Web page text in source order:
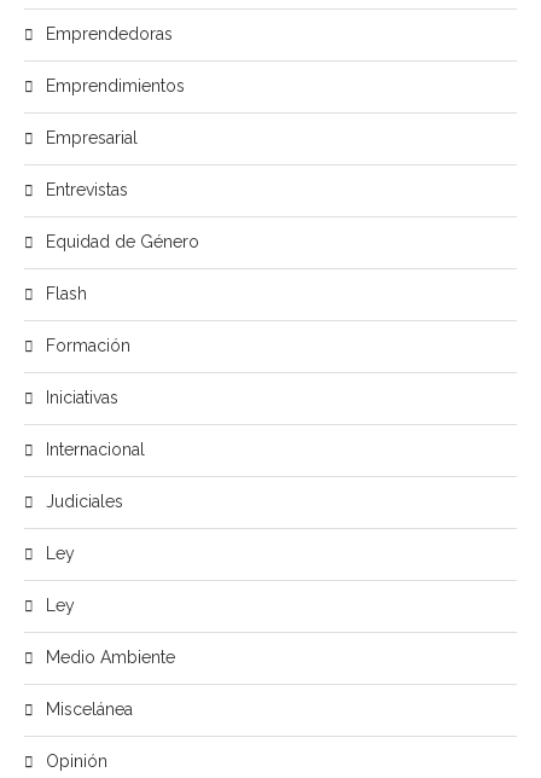
Emprendedoras
Emprendimientos
Empresarial
Entrevistas
Equidad de Género
Flash
Formación
Iniciativas
Internacional
Judiciales
Ley
Ley
Medio Ambiente
Miscelánea
Opinión